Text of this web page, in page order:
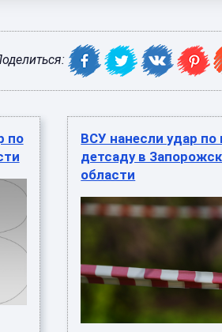
по
ВСУ нанесли удар по
детсаду в
области